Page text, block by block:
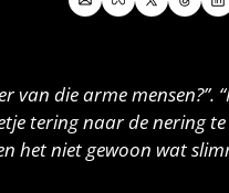
van die arme mensen?”.
tering naar de nering te
het niet gewoon wat